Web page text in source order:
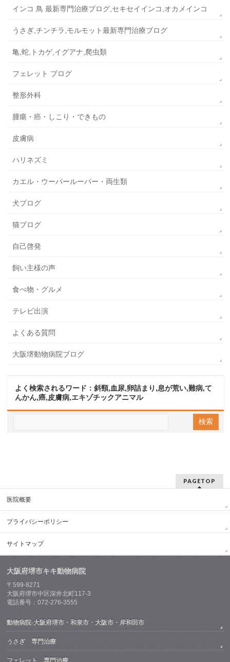
インコ 鳥 最新専門治療ブログ,セキセイインコ,オカメインコ
うさぎ,チンチラ,モルモット最新専門治療ブログ
亀,蛇,トカゲ,イグアナ,爬虫類
フェレット ブログ
整形外科
腫瘍・癌・しこり・できもの
皮膚病
ハリネズミ
カエル・ウーパールーパー・両生類
犬ブログ
猫ブログ
自己啓発
飼い主様の声
食べ物・グルメ
テレビ出演
よくある質問
大阪堺動物病院ブログ
よく検索されるワード：斜頸,血尿,卵詰まり,息が荒い,難病,て
んかん,癌,皮膚病,エキゾチックアニマル
PAGETOP
医院概要
プライバシーポリシー
サイトマップ
大阪府堺市キキ動物病院
〒599-8271
大阪府堺市中区深井北町117-3
電話番号：072-276-3555
動物病院-大阪府堺市・和泉市・大阪市・岸和田市
うさぎ 専門治療
フェレット 専門治療